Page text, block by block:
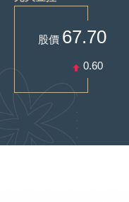
股價 67.70
0.60